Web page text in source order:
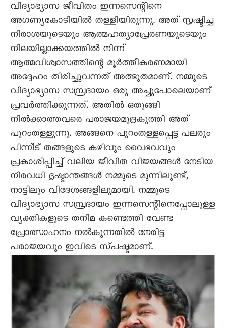
വിദ്യാഭ്യാസ ജീവിതം ഇന്നസെന്റിനെ
അഗണ്യകോടിയിൽ തള്ളിയിരുന്നു. അത്‌ സൃഷ്ടിച്ച
നിരാശയുടെയും ആത്മഹത്യാപ്രേരണയുടെയും
നിലയില്ലാക്കയത്തിൽ നിന്ന്
ആത്മവിശ്വാസത്തിന്റെ മൂർത്തീകരണമായി
അദ്ദേഹം തിരിച്ചുവന്നത്‌ അത്ഭുതമാണ്‌. നമ്മുടെ
വിദ്യാഭ്യാസ സമ്പ്രദായം ഒരു അച്ചുപോലെയാണ്‌
പ്രവർത്തിക്കുന്നത്‌. അതിൽ ഒതുങ്ങി
നിൽക്കാത്തവരെ പരാജയമുദ്രകുത്തി അത്‌
പുറംതള്ളുന്നു. അങ്ങനെ പുറംതള്ളപ്പെട്ട പലരും
പിന്നീട്‌ തങ്ങളുടെ കഴിവും വൈഭവവും
പ്രകാശിപ്പിച്ച്‌ വലിയ ജീവിത വിജയങ്ങൾ നേടിയ
നിരവധി ദൃഷ്ടാന്തങ്ങൾ നമ്മുടെ മുന്നിലുണ്ട്‌,
നാട്ടിലും വിദേശങ്ങളിലുമായി. നമ്മുടെ
വിദ്യാഭ്യാസ സമ്പ്രദായം ഇന്നസെന്റിനെപ്പോലുള്ള
വ്യക്തികളുടെ തനിമ കണ്ടെത്തി വേണ്ട
പ്രോത്സാഹനം നൽകുന്നതിൽ നേരിട്ട
പരാജയവും ഇവിടെ സ്‌പഷ്ടമാണ്‌.